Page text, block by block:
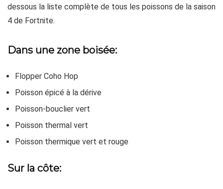
dessous la liste complète de tous les poissons de la saison
4 de Fortnite.
Dans une zone boisée:
Flopper Coho Hop
Poisson épicé à la dérive
Poisson-bouclier vert
Poisson thermal vert
Poisson thermique vert et rouge
Sur la côte: